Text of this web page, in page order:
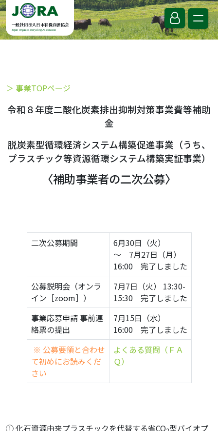
Skip to content
一般社団法人日本有機資源協会
Japan Organics Recycling Association
＞ 事業TOPページ
令和８年度二酸化炭素排出抑制対策事業費等補助
金
脱炭素型循環経済システム構築促進事業（うち、
プラスチック等資源循環システム構築実証事業）
〈補助事業者の二次公募〉
二次公募期間
6月30日（火）
～ 7月27日（月）
16:00 完了しました
公募説明会（オンラ
イン［zoom］）
7月7日（火） 13:30-
15:30 完了しました
事業応募申請 事前連
絡票の提出
7月15日（水）
16:00 完了しました
※ 公募要領と合わせ
て初めにお読みくだ
さい
よくある質問（ＦＡ
Ｑ）
① 化石資源由来プラスチックを代替する省CO 型バイオプ